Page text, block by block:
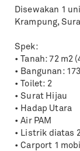
Disewakan 1
Krampung,
Spek:
• Tanah: 72 m2
• Bangunan:
• Toilet: 2
• Surat Hijau
• Hadap Utara
• Air PAM
• Listrik diatas
• Carport 1